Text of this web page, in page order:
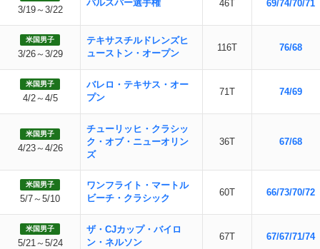
3/19～3/22
バルスパー選手権 46T 69/74/70/71
米国男子
3/26～3/29
テキサスチルドレンズヒ
ューストン・オープン
116T 76/68
米国男子
4/2～4/5
バレロ・テキサス・オー
プン
71T 74/69
米国男子
4/23～4/26
チューリッヒ・クラシッ
ク・オブ・ニューオリン
ズ
36T 67/68
米国男子
5/7～5/10
ワンフライト・マートル
ビーチ・クラシック
60T 66/73/70/72
米国男子
5/21～5/24
ザ・CJカップ・バイロ
ン・ネルソン
67T 67/67/71/74